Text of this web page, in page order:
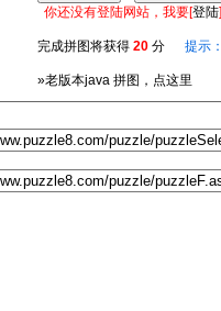
你还没有登陆网站，我要[登陆
完成拼图将获得 20 分 提示
»老版本java 拼图，点这里